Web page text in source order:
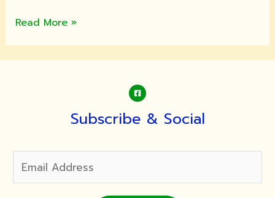
ประวัติ
Read More »
Subscribe & Social